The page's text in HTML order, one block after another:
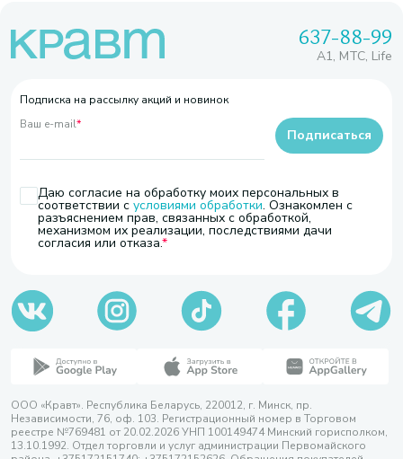
637-88-99
A1, МТС, Life
Подписка на рассылку акций и новинок
Ваш e-mail*
Даю согласие на обработку моих персональных в
соответствии с условиями обработки. Ознакомлен с
разъяснением прав, связанных с обработкой,
механизмом их реализации, последствиями дачи
согласия или отказа.
Подписаться
ООО «Кравт». Республика Беларусь, 220012, г. Минск, пр.
Независимости, 76, оф. 103. Регистрационный номер в Торговом
реестре №769481 от 20.02.2026 УНП 100149474 Минский горисполком,
13.10.1992. Отдел торговли и услуг администрации Первомайского